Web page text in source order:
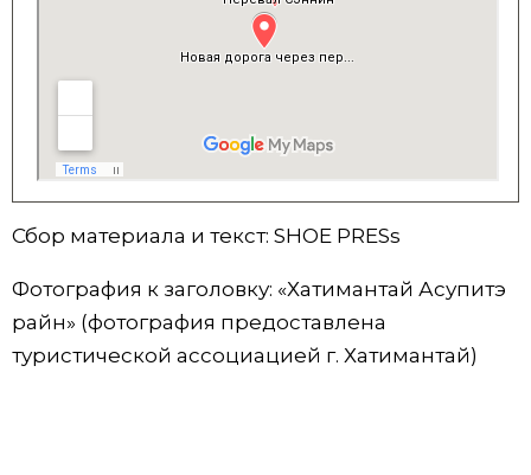
Сбор материала и текст: SHOE PRESs
Фотография к заголовку: «Хатимантай Асупитэ
райн» (фотография предоставлена
туристической ассоциацией г. Хатимантай)